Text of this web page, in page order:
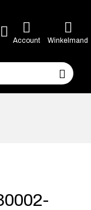
Account Winkelmand